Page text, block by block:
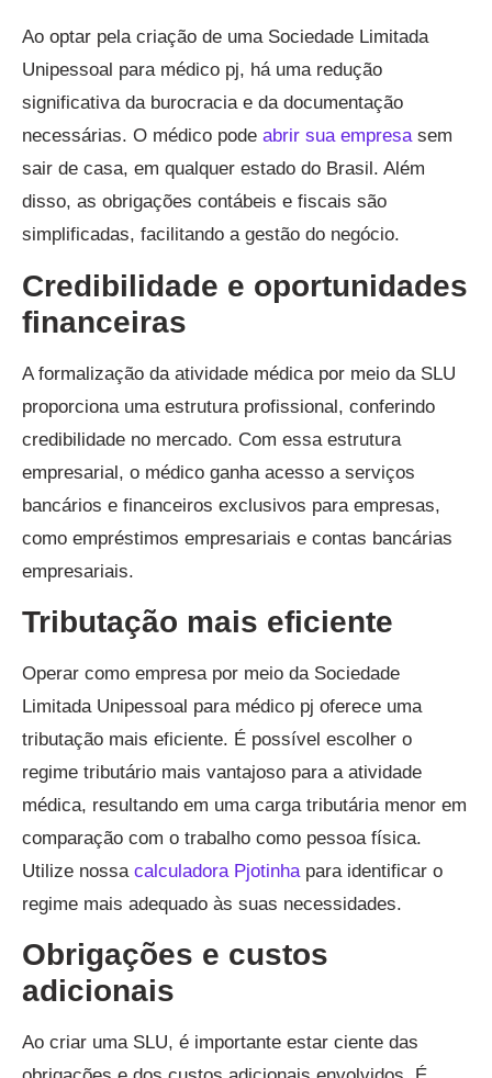
Ao optar pela criação de uma Sociedade Limitada
Unipessoal para médico pj, há uma redução
significativa da burocracia e da documentação
necessárias. O médico pode abrir sua empresasem
sair de casa, em qualquer estado do Brasil. Além
disso, as obrigações contábeis e fiscais são
simplificadas, facilitando a gestão do negócio.
Credibilidade e oportunidades
financeiras
A formalização da atividade médica por meio da SLU
proporciona uma estrutura profissional, conferindo
credibilidade no mercado. Com essa estrutura
empresarial, o médico ganha acesso a serviços
bancários e financeiros exclusivos para empresas,
como empréstimos empresariais e contas bancárias
empresariais.
Tributação mais eficiente
Operar como empresa por meio da Sociedade
Limitada Unipessoal para médico pj oferece uma
tributação mais eficiente. É possível escolher o
regime tributário mais vantajoso para a atividade
médica, resultando em uma carga tributária menor em
comparação com o trabalho como pessoa física.
Utilize nossa calculadora Pjotinhapara identificar o
regime mais adequado às suas necessidades.
Obrigações e custos
adicionais
Ao criar uma SLU, é importante estar ciente das